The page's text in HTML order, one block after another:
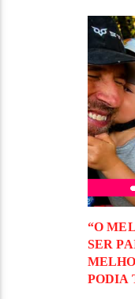
“O
SER
PODIA